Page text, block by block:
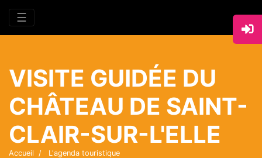
☰
VISITE GUIDÉE DU
CHÂTEAU DE SAINT-
CLAIR-SUR-L'ELLE
Accueil
L'agenda touristique